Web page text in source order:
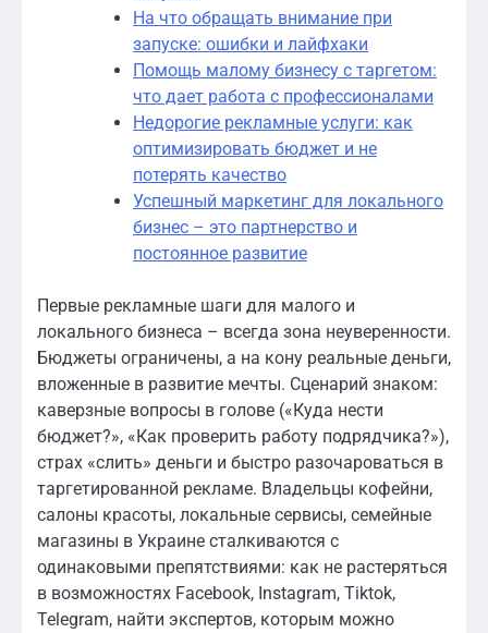
На что обращать внимание при
запуске: ошибки и лайфхаки
Помощь малому бизнесу с таргетом:
что дает работа с профессионалами
Недорогие рекламные услуги: как
оптимизировать бюджет и не
потерять качество
Успешный маркетинг для локального
бизнес – это партнерство и
постоянное развитие
Первые рекламные шаги для малого и
локального бизнеса – всегда зона неуверенности.
Бюджеты ограничены, а на кону реальные деньги,
вложенные в развитие мечты. Сценарий знаком:
каверзные вопросы в голове («Куда нести
бюджет?», «Как проверить работу подрядчика?»),
страх «слить» деньги и быстро разочароваться в
таргетированной рекламе. Владельцы кофейни,
салоны красоты, локальные сервисы, семейные
магазины в Украине сталкиваются с
одинаковыми препятствиями: как не растеряться
в возможностях Facebook, Instagram, Tiktok,
Telegram, найти экспертов, которым можно